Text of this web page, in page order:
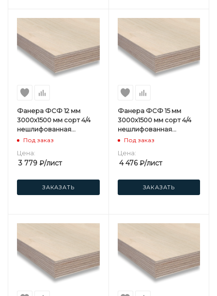
Фанера ФСФ 12 мм
3000х1500 мм сорт 4/4
нешлифованная
березовая
Под заказ
Цена:
3 779 ₽/лист
ЗАКАЗАТЬ
Фанера ФСФ 15 мм
3000х1500 мм сорт 4/4
нешлифованная
березовая
Под заказ
Цена:
4 476₽/лист
ЗАКАЗАТЬ